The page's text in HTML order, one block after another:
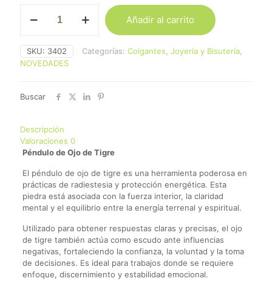
De
Tigre
cantidad
Añadir al carrito
SKU: 3402 Categorías: Colgantes, Joyería y Bisutería,
NOVEDADES
Buscar
Descripción
Valoraciones 0
Péndulo de Ojo de Tigre
El péndulo de ojo de tigre es una herramienta poderosa en
prácticas de radiestesia y protección energética. Esta
piedra está asociada con la fuerza interior, la claridad
mental y el equilibrio entre la energía terrenal y espiritual.
Utilizado para obtener respuestas claras y precisas, el ojo
de tigre también actúa como escudo ante influencias
negativas, fortaleciendo la confianza, la voluntad y la toma
de decisiones. Es ideal para trabajos donde se requiere
enfoque, discernimiento y estabilidad emocional.